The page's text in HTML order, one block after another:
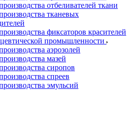
отбеливателей ткани
тканевых
фиксаторов красителей
промышленности
аэрозолей
мазей
сиропов
спреев
эмульсий